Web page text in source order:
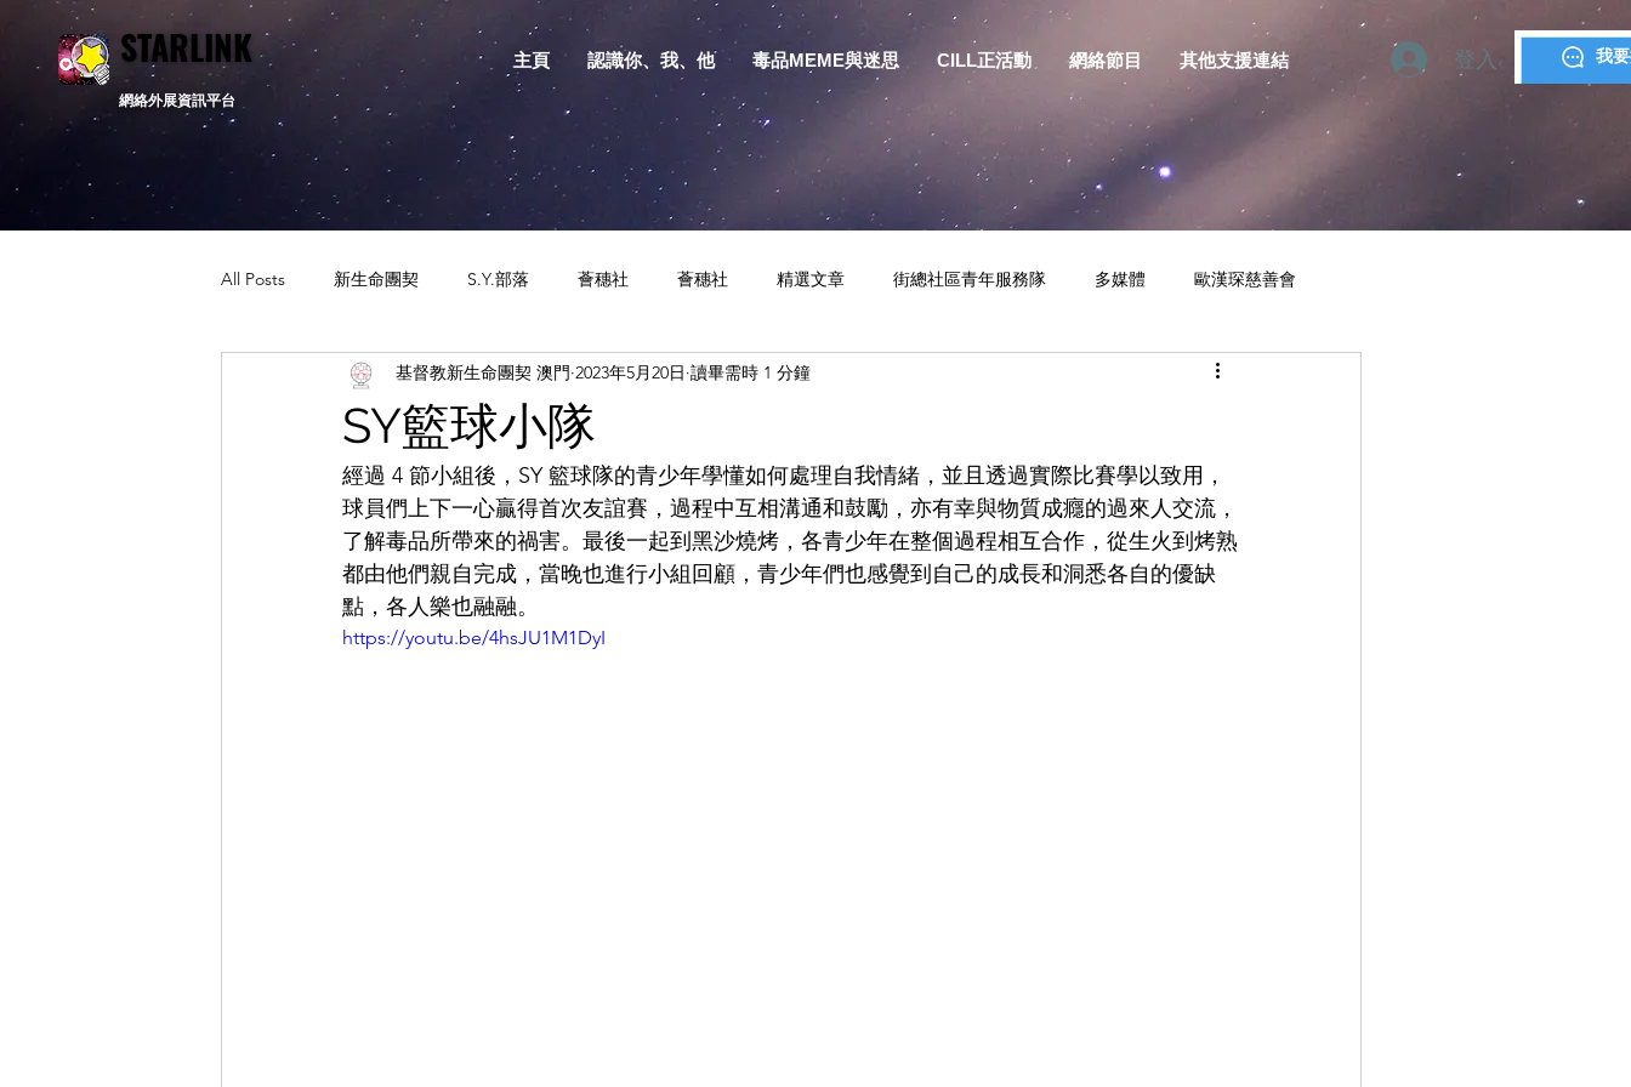
STARLINK
STARLINK
網絡外展資訊平台
主頁 認識你、我、他 毒品MEME與迷思 CILL正活動 網絡節目 其他支援連結 登入 我
All Posts 新生命團契 S.Y.部落 薈穗社 薈穗社 精選文章 街總社區青年服務隊 多媒體 歐漢琛慈善會
相關新聞 通告 相關資訊 預防物質濫用資源包 YMCA MACAU
SY籃球小隊
基督教新生命團契 澳門 2023年5月20日 讀畢需時 1 分鐘
經過 4 節小組後，SY 籃球隊的青少年學懂如何處理自我情緒，並且透過實際比賽學以致用，
球員們上下一心贏得首次友誼賽，過程中互相溝通和鼓勵，亦有幸與物質成癮的過來人交流，
了解毒品所帶來的禍害。最後一起到黑沙燒烤，各青少年在整個過程相互合作，從生火到烤熟
都由他們親自完成，當晚也進行小組回顧，青少年們也感覺到自己的成長和洞悉各自的優缺
點，各人樂也融融。
https://youtu.be/4hsJU1M1DyI